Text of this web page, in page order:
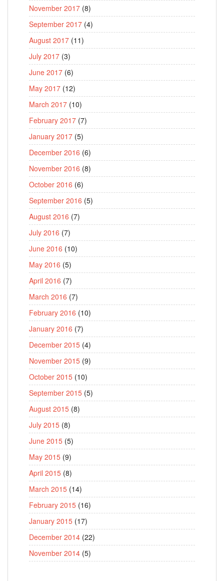
November 2017 (8)
September 2017 (4)
August 2017 (11)
July 2017 (3)
June 2017 (6)
May 2017 (12)
March 2017 (10)
February 2017 (7)
January 2017 (5)
December 2016 (6)
November 2016 (8)
October 2016 (6)
September 2016 (5)
August 2016 (7)
July 2016 (7)
June 2016 (10)
May 2016 (5)
April 2016 (7)
March 2016 (7)
February 2016 (10)
January 2016 (7)
December 2015 (4)
November 2015 (9)
October 2015 (10)
September 2015 (5)
August 2015 (8)
July 2015 (8)
June 2015 (5)
May 2015 (9)
April 2015 (8)
March 2015 (14)
February 2015 (16)
January 2015 (17)
December 2014 (22)
November 2014 (5)